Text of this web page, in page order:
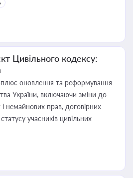
Цивільного кодексу:
оновлення та реформування
України, включаючи зміни до
немайнових прав, договірних
учасників цивільних